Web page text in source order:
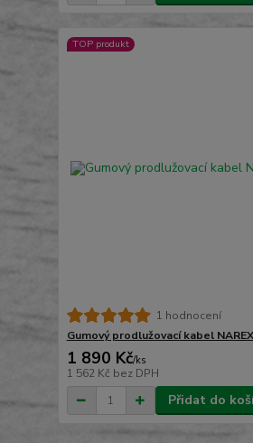
TOP produkt
1 hodnocení
Gumový prodlužovací kabel
1 890 Kč/ks
1 562 Kč bez DPH
Přidat do